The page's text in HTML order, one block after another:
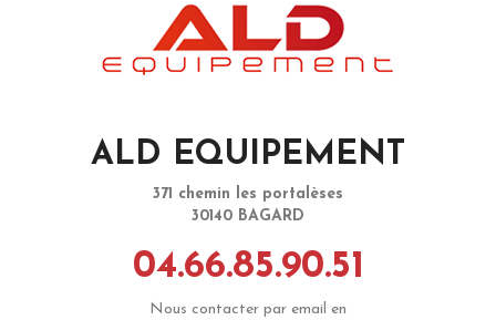
ALD EQUIPEMENT
371 chemin les portalèses
30140 BAGARD
04.66.85.90.51
Nous contacter par email en